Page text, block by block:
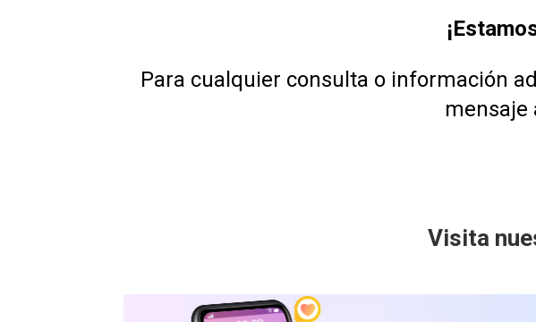
Para cualquier consulta o información
mensaje
Visita